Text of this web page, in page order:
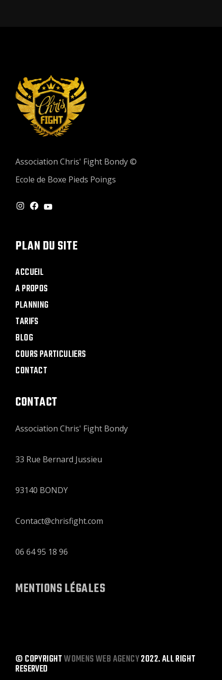
Association Chris' Fight Bondy ©
Ecole de Boxe Pieds Poings
PLAN DU SITE
ACCUEIL
A PROPOS
PLANNING
TARIFS
BLOG
COURS PARTICULIERS
CONTACT
CONTACT
Association Chris' Fight Bondy
33 Rue Bernard Jussieu
93140 BONDY
Contact@chrisfight.com
06 64 95 18 96
MENTIONS LÉGALES
© COPYRIGHTWOMENS WEB AGENCY2022. ALL RIGHT
RESERVED